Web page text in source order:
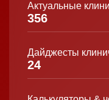
Актуальные
356
Дайджесты
24